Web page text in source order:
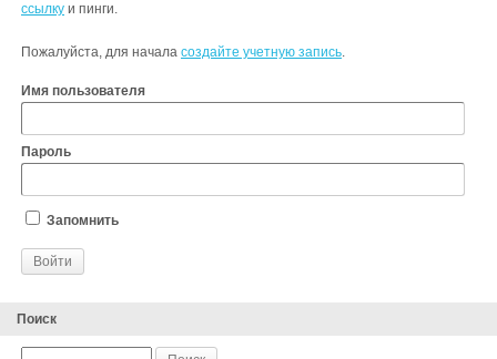
ссылку и пинги.
Пожалуйста, для начала создайте учетную запись.
Имя пользователя
Пароль
Запомнить
Поиск